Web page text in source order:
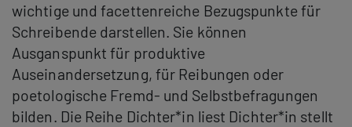
wichtige und facettenreiche Bezugspunkte für
Schreibende darstellen. Sie können
Ausganspunkt für produktive
Auseinandersetzung, für Reibungen oder
poetologische Fremd- und Selbstbefragungen
bilden. Die Reihe Dichter*in liest Dichter*in stellt